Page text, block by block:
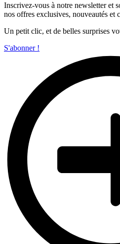
Inscrivez-vous à notre newsletter et
nos offres exclusives, nouveautés et
Un petit clic, et de belles surprises
S'abonner !